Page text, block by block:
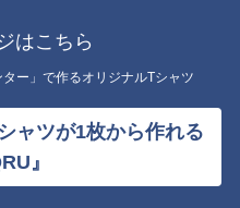
はこちら
ー」で作るオリジナルTシャツ
ャツが1枚から作れる
』